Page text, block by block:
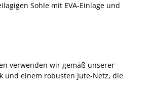
Sohle mit EVA-Einlage und
verwenden wir gemäß unserer
und einem robusten Jute-Netz, die